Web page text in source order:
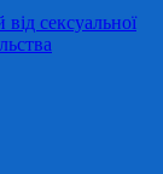
сексуальної